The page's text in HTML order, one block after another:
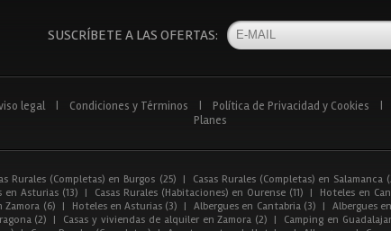
SUSCRÍBETE A LAS OFERTAS:
legal Condiciones y Términos Política de Privacidad y Cookies
Planes
Rurales (Completas) en Burgos (25) | Casas Rurales (Completas) en Salamanca
Asturias (13) | Casas Rurales (Habitaciones) en Ourense (11) | Hoteles en
Zamora (6) | Hoteles en Asturias (3) | Albergues en Cantabria (3) | Albergues
(2) | Casas y viviendas de alquiler en Zamora (2) | Camping en